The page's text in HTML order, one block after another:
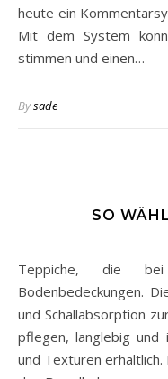
heute ein
Mit dem System
stimmen und einen…
Bysade
SO
Teppiche, die bei weitem beliebtesten aller
Bodenbedeckungen.
und Schallabsorption
pflegen, langlebig und
und Texturen